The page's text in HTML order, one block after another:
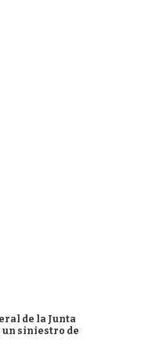
de la Junta
un siniestro de